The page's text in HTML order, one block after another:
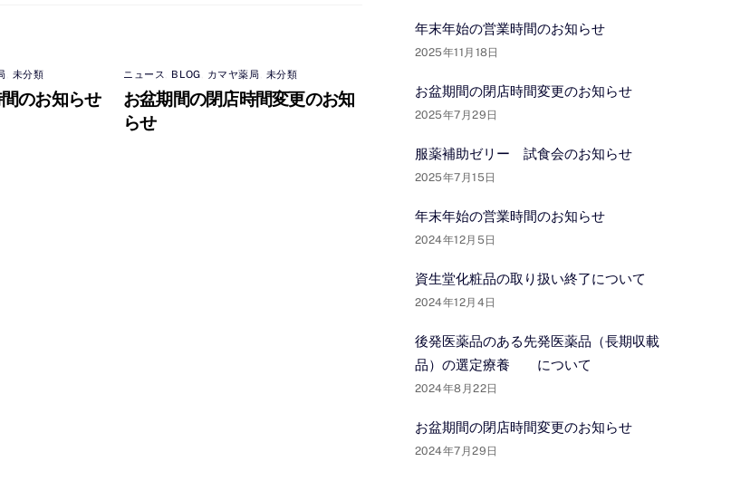
未分類
のお知らせ
ニュース BLOG カマヤ薬局 未分類
お盆期間の閉店時間変更のお知
らせ
年末年始の営業時間のお知らせ
2025年11月18日
お盆期間の閉店時間変更のお知らせ
2025年7月29日
服薬補助ゼリー 試食会のお知らせ
2025年7月15日
年末年始の営業時間のお知らせ
2024年12月5日
資生堂化粧品の取り扱い終了について
2024年12月4日
後発医薬品のある先発医薬品（長期収載
品）の選定療養 について
2024年8月22日
お盆期間の閉店時間変更のお知らせ
2024年7月29日